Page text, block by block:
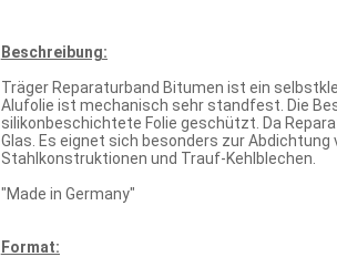
Beschreibung:
Träger Reparaturband Bitumen ist ein
Alufolie ist mechanisch sehr standfest. Die
silikonbeschichtete Folie geschützt. Da
Glas. Es eignet sich besonders zur Abdichtung
Stahlkonstruktionen und Trauf-Kehlblechen.
"Made in Germany"
Format: